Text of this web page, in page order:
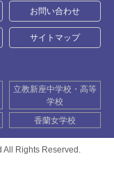
お問い合わせ
サイトマップ
立教新座中学校・高等
学校
香蘭女学校
All Rights Reserved.